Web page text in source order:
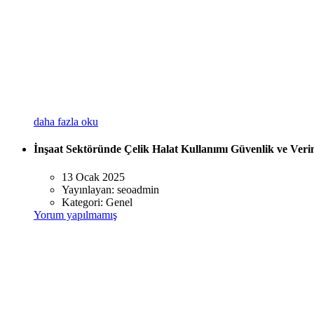
daha fazla oku
İnşaat Sektöründe Çelik Halat Kullanımı Güvenlik ve
13 Ocak 2025
Yayınlayan: seoadmin
Kategori: Genel
Yorum yapılmamış